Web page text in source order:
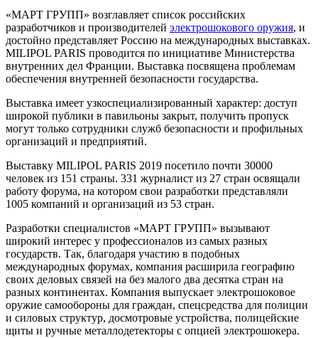
«МАРТ ГРУПП» возглавляет список российских
разработчиков и производителей электрошокового оружия, и
достойно представляет Россию на международных выставках.
MILIPOL PARIS проводится по инициативе Министерства
внутренних дел Франции. Выставка посвящена проблемам
обеспечения внутренней безопасности государства.
Выставка имеет узкоспециализированный характер: доступ
широкой публики в павильоны закрыт, получить пропуск
могут только сотрудники служб безопасности и профильных
организаций и предприятий.
Выставку MILIPOL PARIS 2019 посетило почти 30000
человек из 151 страны. 331 журналист из 27 стран освящали
работу форума, на котором свои разработки представляли
1005 компаний и организаций из 53 стран.
Разработки специалистов «МАРТ ГРУПП» вызывают
широкий интерес у профессионалов из самых разных
государств. Так, благодаря участию в подобных
международных форумах, компания расширила географию
своих деловых связей на без малого два десятка стран на
разных континентах. Компания выпускает электрошоковое
оружие самообороны для граждан, спецсредства для полиции
и силовых структур, досмотровые устройства, полицейские
щиты и ручные металлодетекторы с опцией электрошокера.